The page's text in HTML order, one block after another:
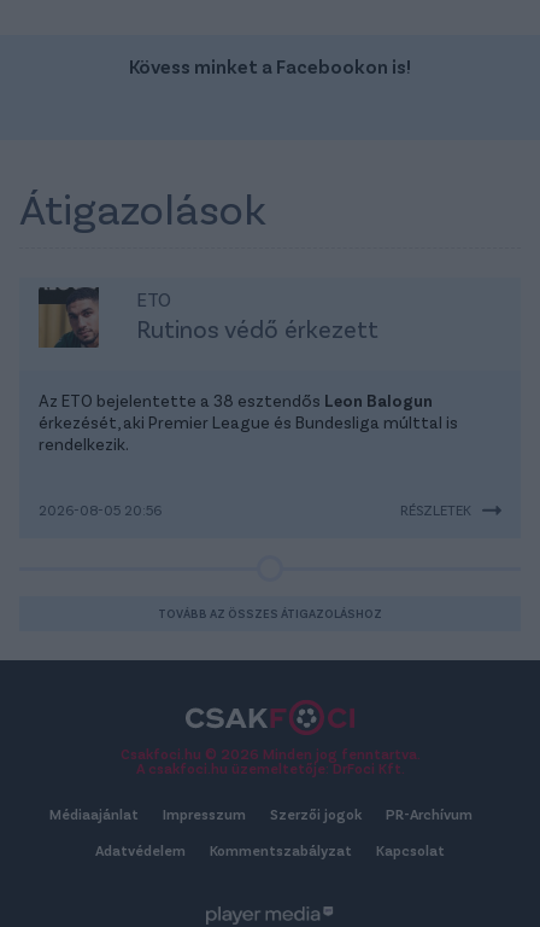
Kövess minket a Facebookon is!
Átigazolások
ETO
Rutinos védő érkezett
Az ETO bejelentette a 38 esztendős Leon Balogun
érkezését, aki Premier League és Bundesliga múlttal is
rendelkezik.
2026-08-05 20:56 RÉSZLETEK
TOVÁBB AZ ÖSSZES ÁTIGAZOLÁSHOZ
Csakfoci.hu © 2026 Minden jog fenntartva.
A csakfoci.hu üzemeltetője: DrFoci Kft.
Médiaajánlat Impresszum Szerzői jogok PR-Archívum
Adatvédelem Kommentszabályzat Kapcsolat